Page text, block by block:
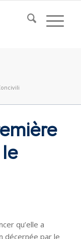
qu’elle a
décernée par le